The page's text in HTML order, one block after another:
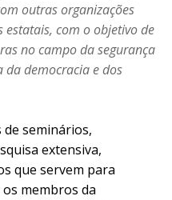
outras organizações
estatais, com o objetivo de
no campo da segurança
da democracia e dos
seminários,
extensiva,
que servem para
membros da